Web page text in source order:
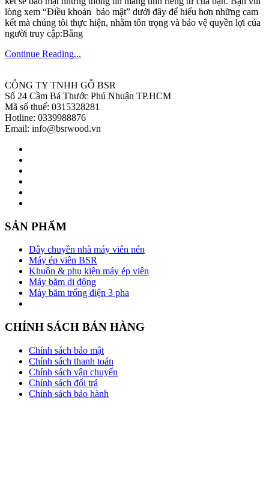
lòng xem “Điều khoản bảo mật” dưới đây để hiểu hơn những cam
kết mà chúng tôi thực hiện, nhằm tôn trọng và bảo vệ quyền lợi của
người truy cập:Bằng
Continue Reading...
CÔNG TY TNHH GỖ BSR
Số 24 Cầm Bá Thước Phú Nhuận TP.HCM
Mã số thuế: 0315328281
Hotline: 0339988876
Email: info@bsrwood.vn
SẢN PHẨM
Dây chuyền nhà máy viên nén
Máy ép viên BSR
Khuôn & phụ kiện máy ép viên
Máy băm di động
Máy băm trống điện 3 pha
CHÍNH SÁCH BÁN HÀNG
Chính sách bảo mật
Chính sách thanh toán
Chính sách vận chuyển
Chính sách đổi trả
Chính sách bảo hành